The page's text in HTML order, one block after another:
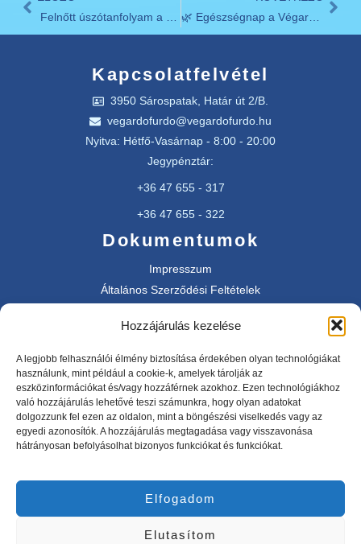
Hozzájárulás kezelése
A legjobb felhasználói élmény biztosítása érdekében olyan technológiákat
használunk, mint például a cookie-k, amelyek tárolják az
eszközinformációkat és/vagy hozzáférnek azokhoz. Ezen technológiákhoz
való hozzájárulás lehetővé teszi számunkra, hogy olyan adatokat
dolgozzunk fel ezen az oldalon, mint a böngészési viselkedés vagy az
egyedi azonosítók. A hozzájárulás megtagadása vagy visszavonása
hátrányosan befolyásolhat bizonyos funkciókat és funkciókat.
Elfogadom
Elutasítom
Felnőtt úszótanfolyam a Végardó Fürdőben!
🌿 Egészségnap a Végardó Fürdőben! 🌿
Rólunk
Sárospatak városában kezdődik. Az itt található fürdő népszerű
célpont a helyiek és a turisták körében, köszönhetően gyógyhatású
Dokumentumok
Impresszum
Általános Szerződési Feltételek
SimplePay fizetési információ
Kapcsolatfelvétel
3950 Sárospatak, Határ út 2/B.
vegardofurdo@vegardofurdo.hu
Nyitva: Hétfő-Vasárnap - 8:00 - 20:00
Jegypénztár:
+36 47 655 - 317
+36 47 655 - 322